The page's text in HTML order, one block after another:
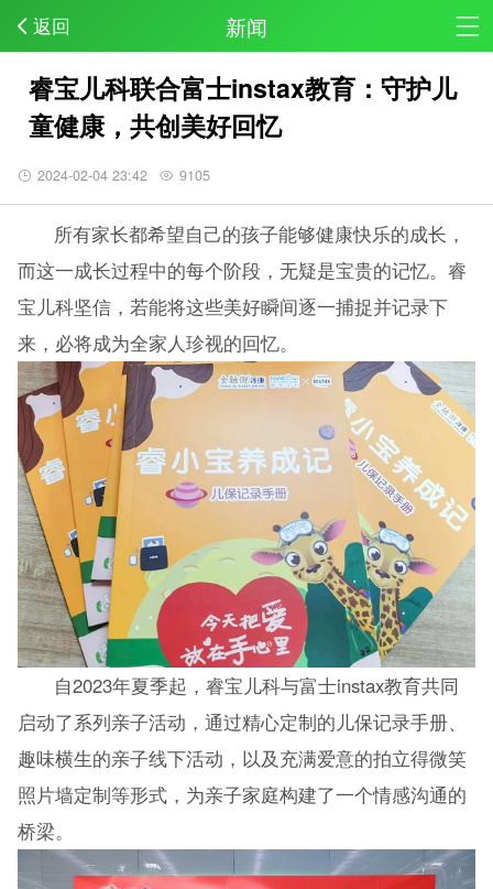
返回 新闻
睿宝儿科联合富士instax教育：守护儿
童健康，共创美好回忆
2024-02-04 23:42 9105
所有家长都希望自己的孩子能够健康快乐的成长，
而这一成长过程中的每个阶段，无疑是宝贵的记忆。睿
宝儿科坚信，若能将这些美好瞬间逐一捕捉并记录下
来，必将成为全家人珍视的回忆。
自2023年夏季起，睿宝儿科与富士instax教育共同
启动了系列亲子活动，通过精心定制的儿保记录手册、
趣味横生的亲子线下活动，以及充满爱意的拍立得微笑
照片墙定制等形式，为亲子家庭构建了一个情感沟通的
桥梁。